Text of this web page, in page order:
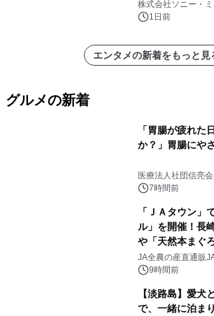
開始
株式会社ソニー・
ンズ1日前
エンタメの新着をもっと見
グルメの新着
「胃腸が疲れた
か？」胃腸にや
医療法人社団信亮
7時間前
「ＪＡタウン」
ル」を開催！長
や「天然本まぐ
販売！～毎月１
JA全農の産直通販
9時間前
【淡路島】愛犬
で、一緒に泊ま